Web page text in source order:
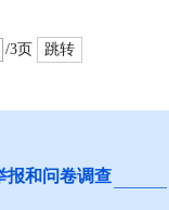
/3页 跳转
检 服务惠民
参与